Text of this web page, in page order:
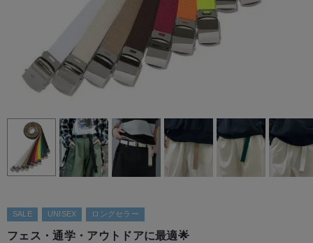
SALE UNISEX ロングセラー
フェス・通学・アウトドアに最適🌟